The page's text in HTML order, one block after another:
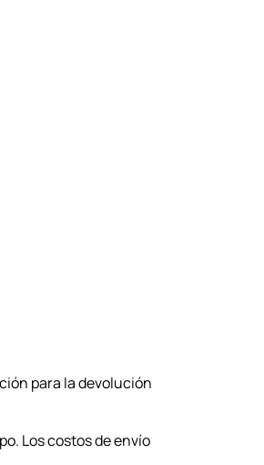
para la devolución
Los costos de envío